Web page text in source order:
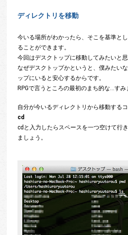
ディレクトリを移動
今いる場所がわかったら、そこを基準と
ることができます。
今回はデスクトップに移動してみたいと思
なぜデスクトップかというと、僕みたい
ップにいると安心するからです。
RPGで言うところの最初のまち的な…すみ
自分が今いるディレクトリから移動する
cd
cdと入力したらスペースを一つ空けて行
ましょう。